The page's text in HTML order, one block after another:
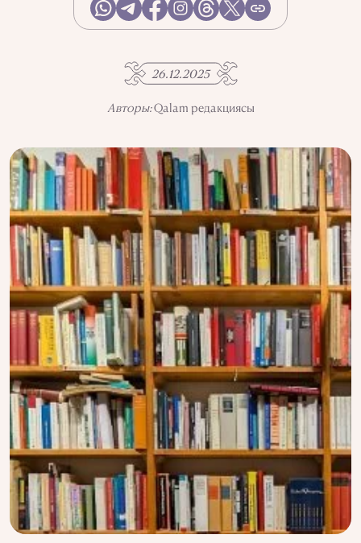
АҚПАРАТТЫ ПАЙДАЛАНУ
QALAM-ДАҒЫ ЖАРНАМА
БІЗДІҢ АВТОРЛАР
26.12.2025
Авторы:Qalam редакциясы